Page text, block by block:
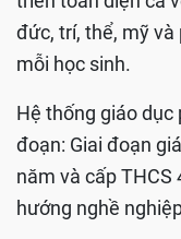
đức, trí, thể, mỹ
mỗi học sinh.
Hệ thống giáo dục
đoạn: Giai đoạn
năm và cấp THCS
hướng nghề